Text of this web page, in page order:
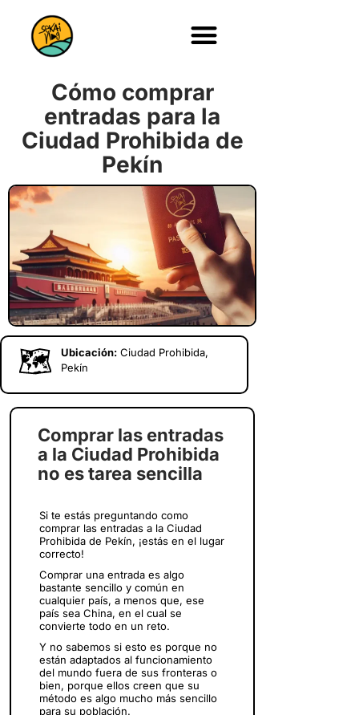
Cómo comprar
entradas para la
Ciudad Prohibida de
Pekín
Ubicación: Ciudad Prohibida,
Pekín
Comprar las entradas
a la Ciudad Prohibida
no es tarea sencilla
Si te estás preguntando como
comprar las entradas a la Ciudad
Prohibida de Pekín, ¡estás en el lugar
correcto!
Comprar una entrada es algo
bastante sencillo y común en
cualquier país, a menos que, ese
país sea China, en el cual se
convierte todo en un reto.
Y no sabemos si esto es porque no
están adaptados al funcionamiento
del mundo fuera de sus fronteras o
bien, porque ellos creen que su
método es algo mucho más sencillo
para su población.